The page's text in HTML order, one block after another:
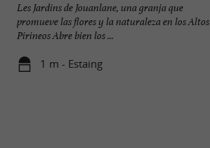
Les Jardins de Jouanlane, una granja que
promueve las flores y la naturaleza en los Altos
Pirineos Abre bien los ...
1 m - Estaing